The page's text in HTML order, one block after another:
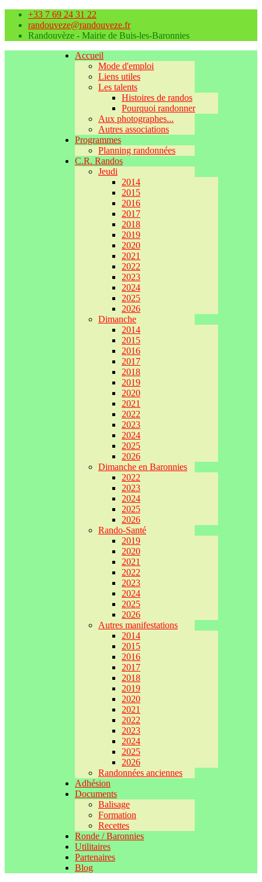
+33 7 69 24 31 22
randouveze@randouveze.fr
Randouvèze - Mairie de Buis-les-Baronnies
Accueil
Mode d'emploi
Liens utiles
Les talents
Histoires de randos
Pourquoi randonner
Aux photographes...
Autres associations
Programmes
Planning randonnées
C.R. Randos
Jeudi
2014
2015
2016
2017
2018
2019
2020
2021
2022
2023
2024
2025
2026
Dimanche
2014
2015
2016
2017
2018
2019
2020
2021
2022
2023
2024
2025
2026
Dimanche en Baronnies
2022
2023
2024
2025
2026
Rando-Santé
2019
2020
2021
2022
2023
2024
2025
2026
Autres manifestations
2014
2015
2016
2017
2018
2019
2020
2021
2022
2023
2024
2025
2026
Randonnées anciennes
Adhésion
Documents
Balisage
Formation
Recettes
Ronde / Baronnies
Utilitaires
Partenaires
Blog